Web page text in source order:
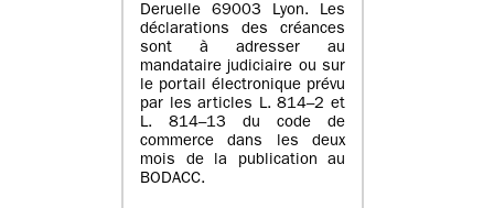
Deruelle 69003 Lyon. Les
déclarations des créances
sont à adresser au
mandataire judiciaire ou sur
le portail électronique prévu
par les articles L. 814–2 et
L. 814–13 du code de
commerce dans les deux
mois de la publication au
BODACC.